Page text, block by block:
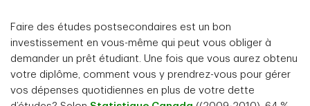
Faire des études postsecondaires est un bon
investissement en vous-même qui peut vous obliger à
demander un prêt étudiant. Une fois que vous aurez obtenu
votre diplôme, comment vous y prendrez-vous pour gérer
vos dépenses quotidiennes en plus de votre dette